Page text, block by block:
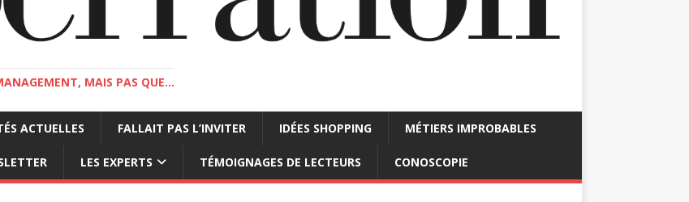
MAIS PAS QUE...
ACTUELLES FALLAIT PAS L’INVITER IDÉES SHOPPING MÉTIERS IMPROBABLES
LES EXPERTS TÉMOIGNAGES DE LECTEURS CONOSCOPIE